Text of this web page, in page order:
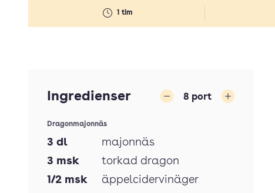
1 tim
Ingredienser 8 port
Dragonmajonnäs
3 dl
majonnäs
3 msk
torkad dragon
1/2 msk
äppelcidervinäger